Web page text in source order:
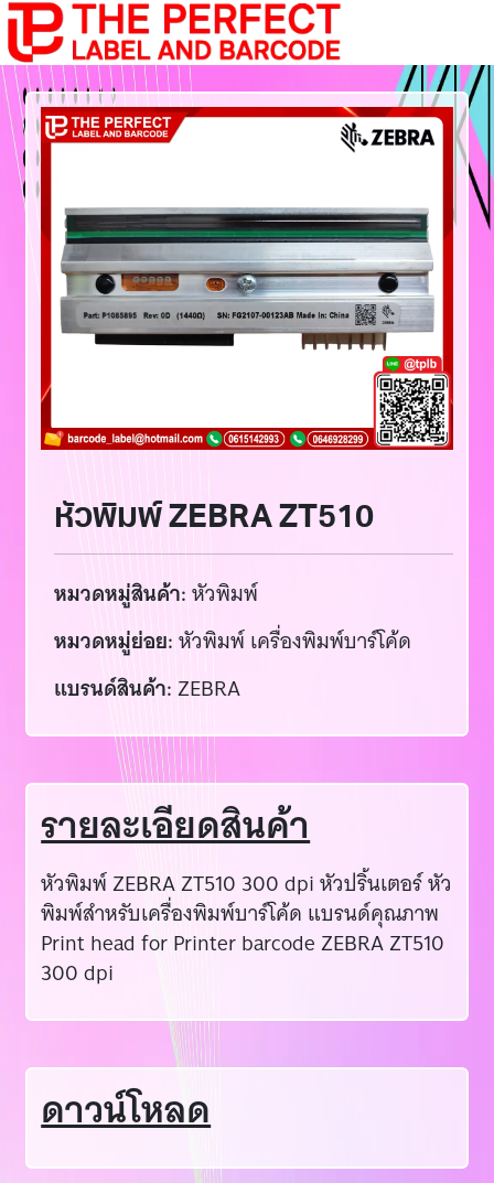
หัวพิมพ์ ZEBRA ZT510
หมวดหมู่สินค้า:หัวพิมพ์
หมวดหมู่ย่อย:หัวพิมพ์ เครื่องพิมพ์บาร์โค้ด
แบรนด์สินค้า:ZEBRA
รายละเอียดสินค้า
หัวพิมพ์ ZEBRA ZT510 300 dpi หัวปริ้นเตอร์ หัว
พิมพ์สำหรับเครื่องพิมพ์บาร์โค้ด แบรนด์คุณภาพ
Print head for Printer barcode ZEBRA ZT510
300 dpi
ดาวน์โหลด